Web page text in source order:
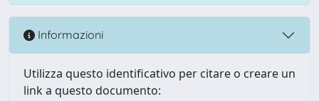
Informazioni
Utilizza questo identificativo per citare o creare un
link a questo documento: